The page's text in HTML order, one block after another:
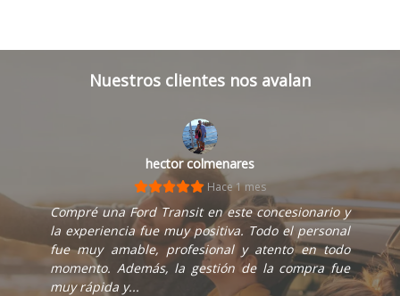
Nuestros clientes nos avalan
Marcel Castillo
Hace 3 meses
Compramos un Ford Focus en excelentes
condiciones a muy buen precio, la atención al
cliente es excepcional, te incluyen mantenimiento
antes de entregar, seguro por un año y servicio
de gestoría, sin l...